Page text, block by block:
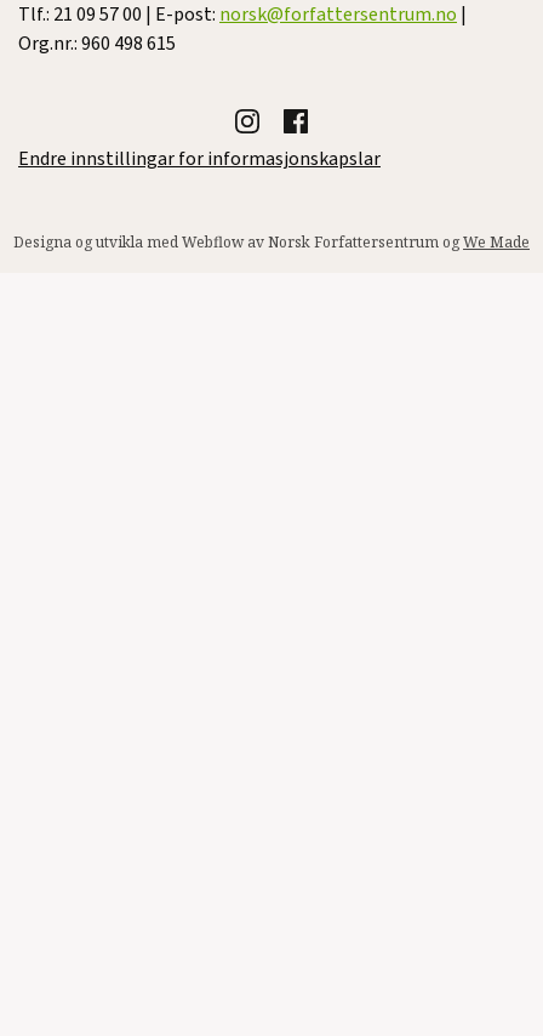
Tlf.: 21 09 57 00 | E-post: norsk@forfattersentrum.no |
Org.nr.: 960 498 615
Endre innstillingar for informasjonskapslar
Designa og utvikla med Webflow av Norsk Forfattersentrum ogWe Made